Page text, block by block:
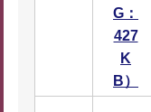
G：
427
K
B）